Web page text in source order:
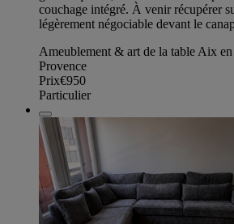
couchage intégré. À venir récupérer
légèrement négociable devant le
Ameublement & art de la table Aix
Provence
Prix€950
Particulier